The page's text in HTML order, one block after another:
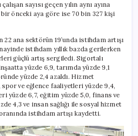
sayısı geçen yılın aynı ayına
önceki aya göre ise 70 bin 327 kişi
22 ana sektörün 19’unda istihdam artışı
istihdam yıllık bazda gerilerken
güçlü artış sergiledi. Sigortalı
yüzde 6,9, tarımda yüzde 9,1
yüzde 2,4 azaldı. Hizmet
ve eğlence faaliyetleri yüzde 9,4,
yüzde 6,7, eğitim yüzde 5,0, finans ve
4,3 ve insan sağlığı ile sosyal hizmet
istihdam artışı kaydetti.